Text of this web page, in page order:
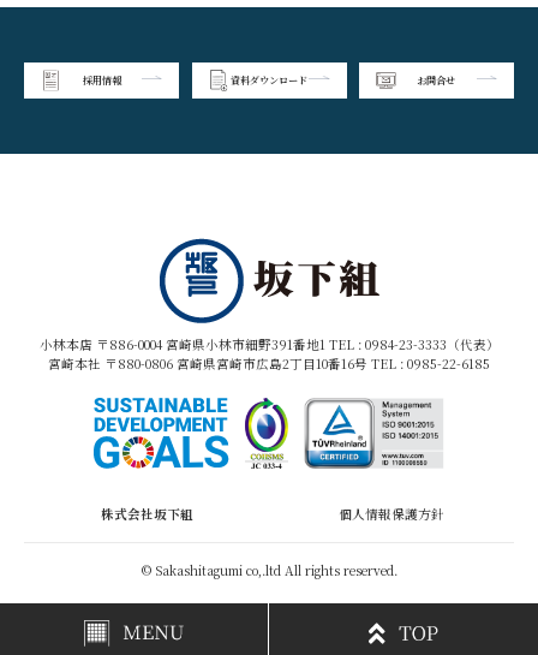
採用情報 資料ダウンロード お問合せ
小林本店 〒886-0004 宮崎県小林市細野391番地1 TEL : 0984-23-3333（代表）
宮崎本社 〒880-0806 宮崎県宮崎市広島2丁目10番16号 TEL : 0985-22-6185
株式会社坂下組 個人情報保護方針
© Sakashitagumi co,.ltd All rights reserved.